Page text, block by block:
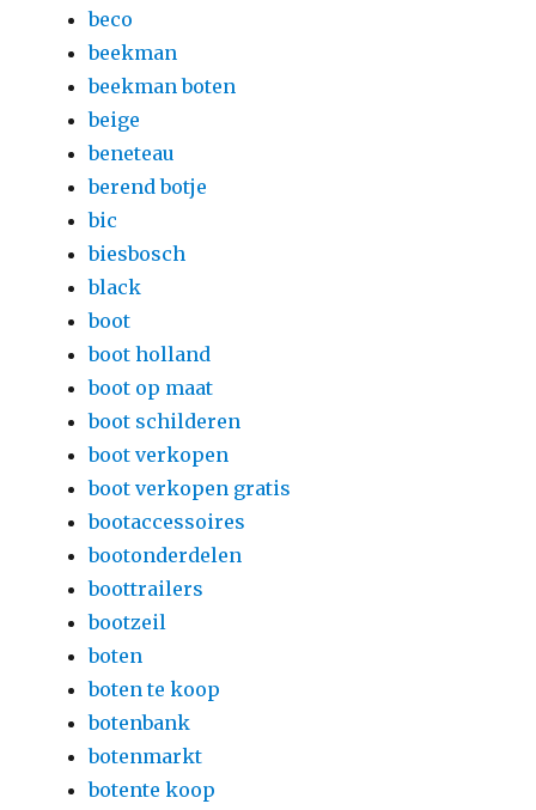
beco
beekman
beekman boten
beige
beneteau
berend botje
bic
biesbosch
black
boot
boot holland
boot op maat
boot schilderen
boot verkopen
boot verkopen gratis
bootaccessoires
bootonderdelen
boottrailers
bootzeil
boten
boten te koop
botenbank
botenmarkt
botente koop